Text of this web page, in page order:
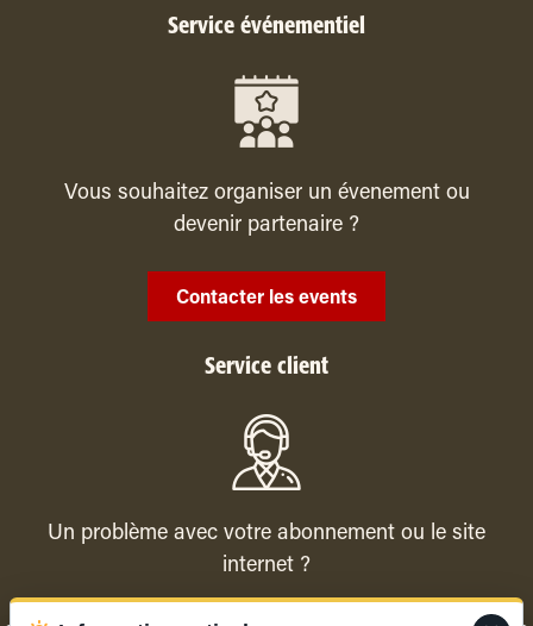
Service événementiel
Vous souhaitez organiser un évenement ou
devenir partenaire ?
Contacter les events
Service client
Un problème avec votre abonnement ou le site
internet ?